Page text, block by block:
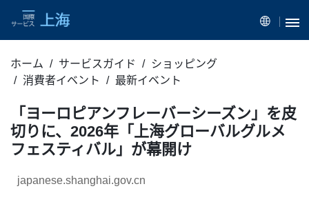
ホーム サービスガイド
ショッピング
消費者イベント
最新イベント
「ヨーロピアンフレーバーシーズン」を皮
切りに、2026年「上海グローバルグルメ
フェスティバル」が幕開け
japanese.shanghai.gov.cn